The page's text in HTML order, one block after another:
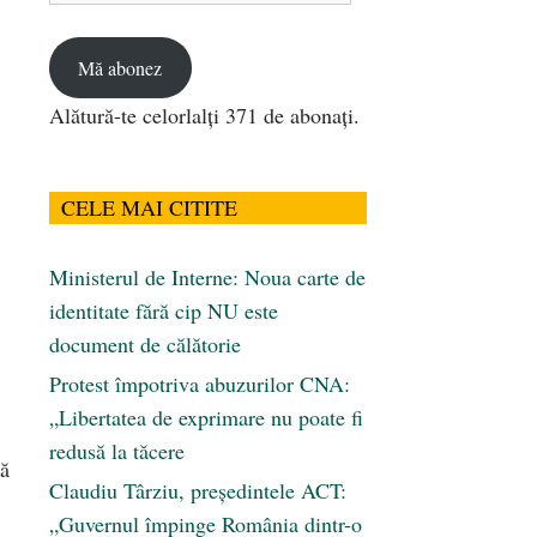
Mă abonez
Alătură-te celorlalți 371 de abonați.
CELE MAI CITITE
Ministerul de Interne: Noua carte de
identitate fără cip NU este
document de călătorie
Protest împotriva abuzurilor CNA:
„Libertatea de exprimare nu poate fi
redusă la tăcere
Claudiu Târziu, președintele ACT:
„Guvernul împinge România dintr-o